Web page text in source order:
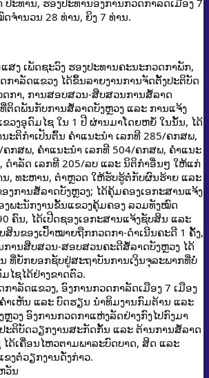
ະທານ, ຮອງປະທານອົງການກວດກາລັດເມືອງ 7
ຈໍານວນ 28 ທ່ານ, ຍິງ 7 ທ່ານ.
ສງ ເພັດຊະວົງ ຮອງປະທານຄະນະກວດກາພັກ,
ກາລັດແຂວງ ໄດ້ຂຶ້ນລາຍງານການຈັດຕັ້ງປະຕິບັດ
ກາ, ການສອບສວນ-ສືບສວນການສໍ້ລາດ
ຕິດພັນກັບການສໍ້ລາດບັງຫຼວງ ແລະ ການແຈ້ງ
ວງອຸດົມໄຊ ໃນ 1 ປີ ຜ່ານມາໂດຍຫຍໍ້ ໃນນັ້ນ, ໄດ້
ະຕິກໍາເປັນຕົ້ນ ຄໍາແນະນໍາ ເລກທີ 285/ຄກສພ,
ຄກສພ, ຄໍາແນະນໍາ ເລກທີ 504/ຄກສພ, ຄໍາແນະ
ດໍາລັດ ເລກທີ 205/ລບ ແລະ ນິຕິກໍາອື່ນໆ ໃຫ້ແກ່
, ທະຫານ, ຕໍາຫຼວດ ໃຫ້ຮັບຮູ້ຕໍ່ກັບຜົນຮ້າຍ ແລະ
ງການສໍ້ລາດບັງຫຼວງ; ໄດ້ຄຸ້ມຄອງເອກະສານແຈ້ງ
ພະນັກງານຂັ້ນແຂວງຄຸ້ມຄອງ ລວມທັງໝົດ
ຄົນ, ໄດ້ເປີດຊອງເອກະສານແຈ້ງຊັບສິນ ແລະ
ສິນຂອງເປົ້າໝາຍຖືກກວດກາ-ດໍາເນີນຄະດີ 1 ຄັ້ງ,
ການສືບສວນ-ສອບສວນຄະດີສໍ້ລາດບັງຫຼວງ ໄດ້
ທີ່ຍັກຍອກຊັບຢູ່ສະຖາບັນການເງິນຈຸລະພາກທີ່ບໍ່
ໄຊໄດ້ຢ່າງຂາດຕົວ.
າລັດແຂວງ, ອົງການກວດກາລັດເມືອງ 7 ເມືອງ
າເຫັນ ແລະ ບົດຮຽນ ນໍາທິມງານກົມຕ້ານ ແລະ
ວງ ອົງການກວດກາແຫ່ງລັດຢ່າງກົງໄປກົງມາ
ະຕິບັດວຽກງານສະກັດກັ້ນ ແລະ ຕ້ານການສໍ້ລາດ
ດ້ເຄື່ອນໄຫວຕາມພາລະບົດບາດ, ສິດ ແລະ
ງຕໍ່ວຽກງານດັ່ງກ່າວ.
ວັນ